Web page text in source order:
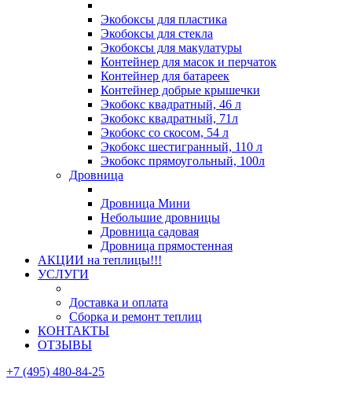
Экобоксы для пластика
Экобоксы для стекла
Экобоксы для макулатуры
Контейнер для масок и перчаток
Контейнер для батареек
Контейнер добрые крышечки
Экобокс квадратный, 46 л
Экобокс квадратный, 71л
Экобокс со скосом, 54 л
Экобокс шестигранный, 110 л
Экобокс прямоугольный, 100л
Дровница
Дровница Мини
Небольшие дровницы
Дровница садовая
Дровница прямостенная
АКЦИИ на теплицы!!!
УСЛУГИ
Доставка и оплата
Сборка и ремонт теплиц
КОНТАКТЫ
ОТЗЫВЫ
+7 (495) 480-84-25